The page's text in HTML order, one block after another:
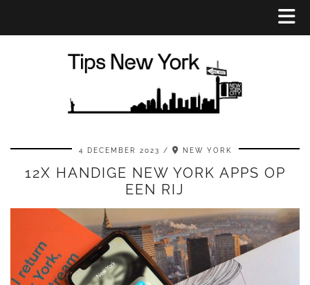
4 DECEMBER 2023 NEW YORK
12X HANDIGE NEW YORK APPS OP
EEN RIJ